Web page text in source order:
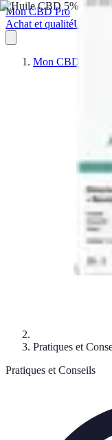
Mon CBD Pro
Achat et qualité
Mon CBD Pro
Pratiques et
Pratiques et Conseils